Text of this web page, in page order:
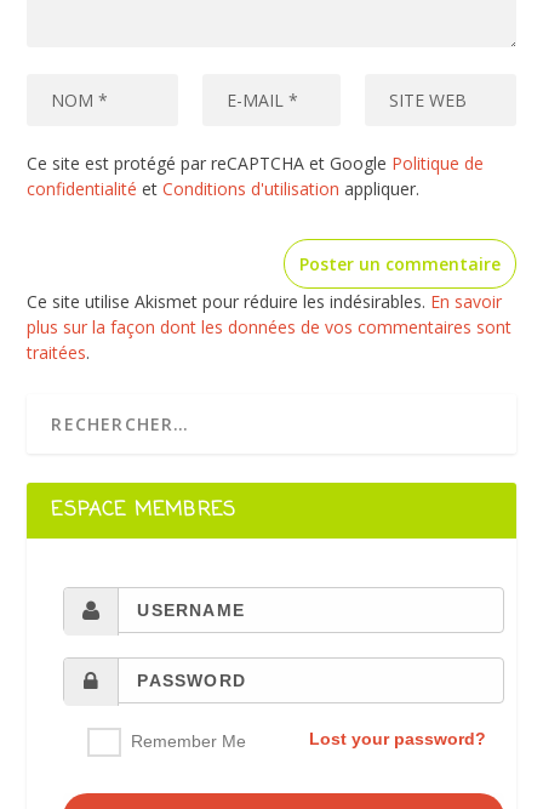
Ce site est protégé par reCAPTCHA et Google Politique de
confidentialité etConditions d'utilisation appliquer.
Ce site utilise Akismet pour réduire les indésirables. En savoir
plus sur la façon dont les données de vos commentaires sont
traitées.
ESPACE MEMBRES
Remember Me Lost your password?